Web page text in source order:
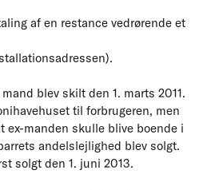
af en restance vedrørende et
blev skilt den 1. marts 2011.
til forbrugeren, men
ex-manden skulle blive boende i
andelslejlighed blev solgt.
solgt den 1. juni 2013.